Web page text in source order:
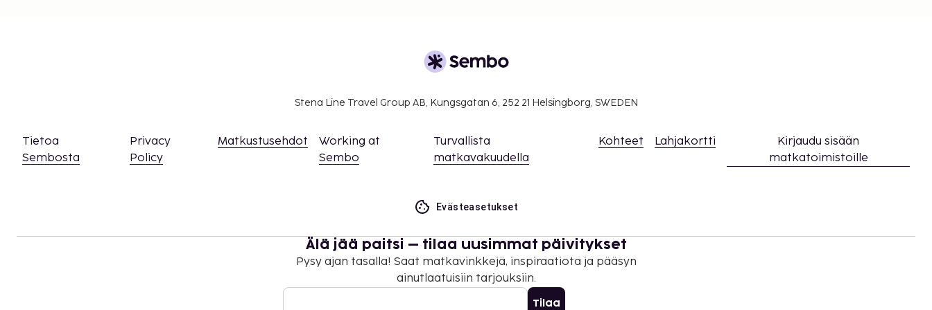
Stena Line Travel Group AB, Kungsgatan 6, 252 21 Helsingborg, SWEDEN
Tietoa
Sembosta
Privacy
Policy
Matkustusehdot
Working at
Sembo
Turvallista
matkavakuudella
Kohteet Lahjakortti
Kirjaudu sisään
matkatoimistoille
Evästeasetukset
Älä jää paitsi – tilaa uusimmat päivitykset
Pysy ajan tasalla! Saat matkavinkkejä, inspiraatiota ja pääsyn
ainutlaatuisiin tarjouksiin.
Tilaa